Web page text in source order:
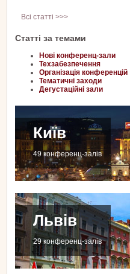
Всі статті >>>
Статті за темами
Нові конференц-зали
Техзабезпечення
Організація конференцій
Тематичні заходи
Дегустаційні зали
Київ
49 конференц-залів
Львів
29 конференц-залів